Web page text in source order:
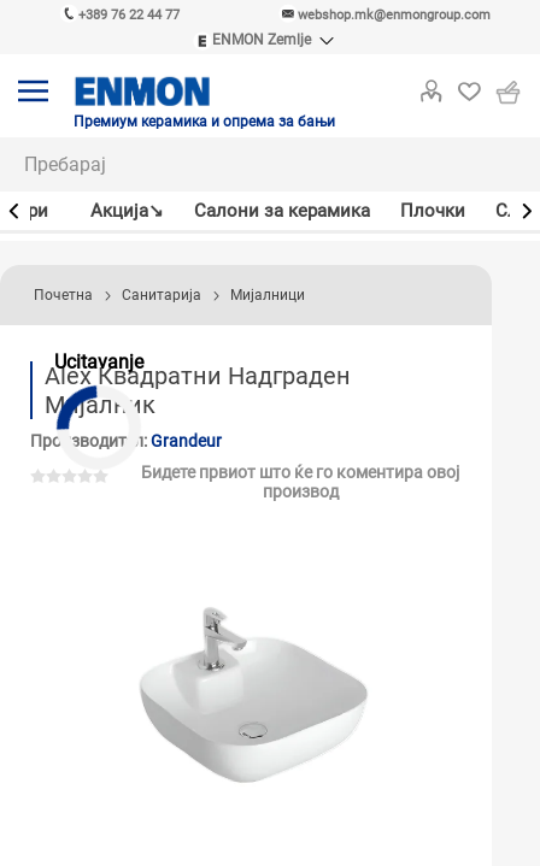
+389 76 22 44 77 webshop.mk@enmongroup.com
ENMON Zemlje
ENMON MKD
Премиум керамика и опрема за бањи
Акцијa↘ Салони за керамика Плочки
Ucitavanje
Почетна Санитарија Мијалници
Alex Квадратни Надграден
Мијалник
Производител:Grandeur
Бидете првиот што ќе го коментира овој
производ